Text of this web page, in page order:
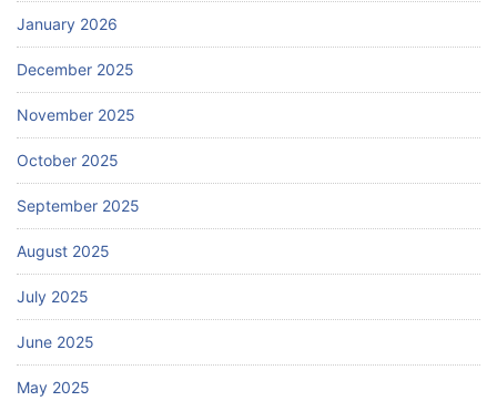
January 2026
December 2025
November 2025
October 2025
September 2025
August 2025
July 2025
June 2025
May 2025